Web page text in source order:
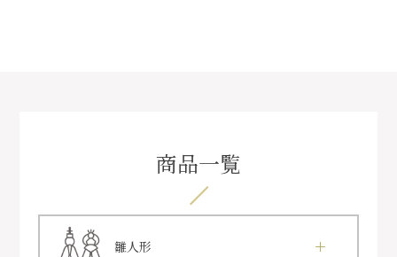
商品一覧
雛人形